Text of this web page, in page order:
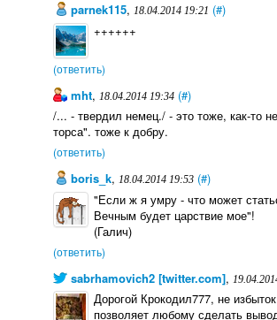
parnek115,18.04.2014 19:21 (#)
++++++
(ответить)
mht, 18.04.2014 19:34 (#)
/... - твердил немец./ - это тоже, как-то
торса". тоже к добру.
(ответить)
boris_k,18.04.2014 19:53 (#)
"Если ж я умру - что может
Вечным будет царствие мое"!
(Галич)
(ответить)
sabrhamovich2 [twitter.com],
Дорогой Крокодил777, не
позволяет любому сделать